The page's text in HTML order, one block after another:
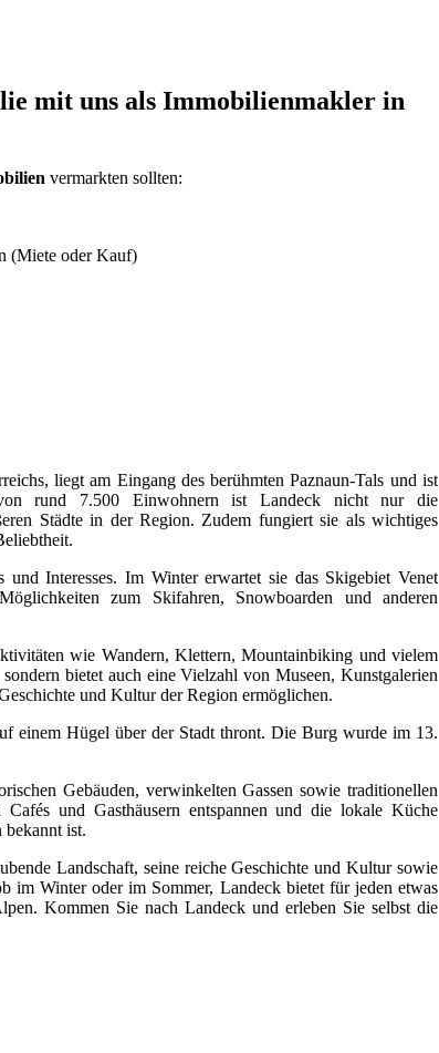
mit uns als Immobilienmakler in
vermarkten sollten:
(Miete oder Kauf)
liegt am Eingang des berühmten Paznaun-Tals und ist
rund 7.500 Einwohnern ist Landeck nicht nur die
Städte in der Region. Zudem fungiert sie als wichtiges
Interesses. Im Winter erwartet sie das Skigebiet Venet
zum Skifahren, Snowboarden und anderen
wie Wandern, Klettern, Mountainbiking und vielem
bietet auch eine Vielzahl von Museen, Kunstgalerien
und Kultur der Region ermöglichen.
einem Hügel über der Stadt thront. Die Burg wurde im 13.
Gebäuden, verwinkelten Gassen sowie traditionellen
und Gasthäusern entspannen und die lokale Küche
bekannt ist.
Landschaft, seine reiche Geschichte und Kultur sowie
im Winter oder im Sommer, Landeck bietet für jeden etwas
Kommen Sie nach Landeck und erleben Sie selbst die